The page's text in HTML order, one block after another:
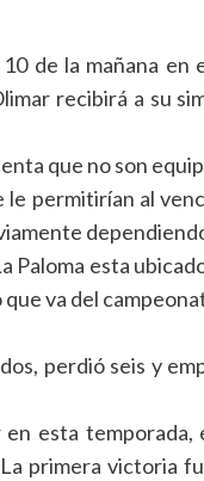
de la mañana
recibirá a su
que no son
le permitirían al
Paloma esta
va del
perdió seis y
en esta
primera victoria